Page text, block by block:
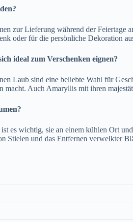
zur Lieferung während der
oder für die persönliche Dekoration
ideal zum Verschenken eignen?
Laub sind eine beliebte Wahl für
Auch Amaryllis mit ihren
es wichtig, sie an einem kühlen Ort
Stielen und das Entfernen verwelkter